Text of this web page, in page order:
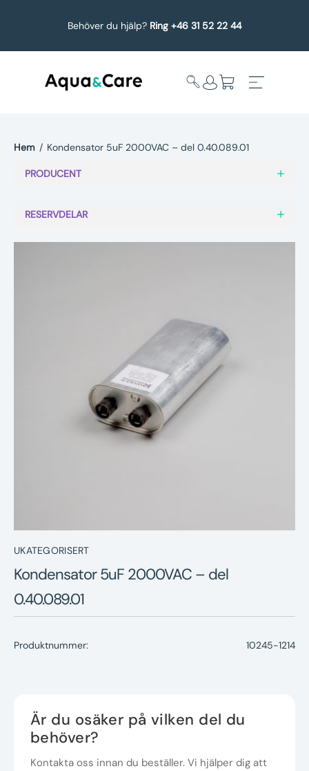
Behöver du hjälp? Ring +46 31 52 22 44
undermeny
Service
Nyheter
Underhållstips
Kontakt
Hem / Kondensator 5uF 2000VAC – del 0.40.089.01
PRODUCENT
RESERVDELAR
UKATEGORISERT
Kondensator 5uF 2000VAC – del
0.40.089.01
Produktnummer: 10245-1214
Är du osäker på vilken del du
behöver?
Kontakta oss innan du beställer. Vi hjälper dig att